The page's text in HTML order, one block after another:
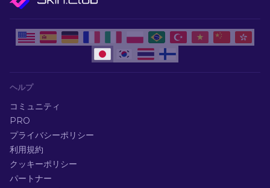
ヘルプ
コミュニティ
PRO
プライバシーポリシー
利用規約
クッキーポリシー
パートナー